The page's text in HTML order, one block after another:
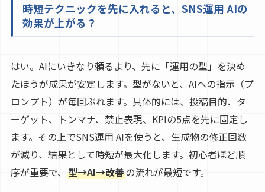
時短テクニックを先に入れると、SNS運用 AIの
効果が上がる？
はい。AIにいきなり頼るより、先に「運用の型」を決め
たほうが成果が安定します。型がないと、AIへの指示（プ
ロンプト）が毎回ぶれます。具体的には、投稿目的、タ
ーゲット、トンマナ、禁止表現、KPIの5点を先に固定し
ます。その上でSNS運用 AIを使うと、生成物の修正回数
が減り、結果として時短が最大化します。初心者ほど順
序が重要で、 型→AI→改善の流れが最短です。